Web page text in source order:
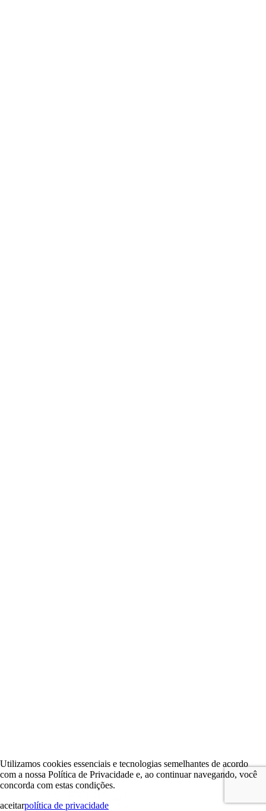
Utilizamos cookies essenciais e tecnologias semelhantes de acordo
com a nossa Política de Privacidade e, ao continuar navegando, você
concorda com estas condições.
aceitarpolítica de privacidade